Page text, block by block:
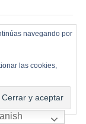
navegando por
las cookies,